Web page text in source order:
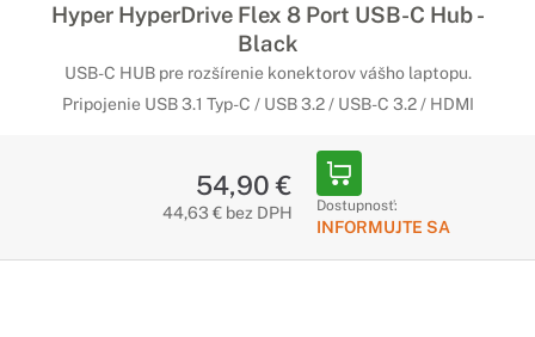
Hyper HyperDrive Flex 8 Port USB-C Hub -
Black
USB-C HUB pre rozšírenie konektorov vášho laptopu.
Pripojenie USB 3.1 Typ-C / USB 3.2 / USB-C 3.2 / HDMI
54,90 €
44,63 € bez DPH Dostupnosť:
INFORMUJTE SA